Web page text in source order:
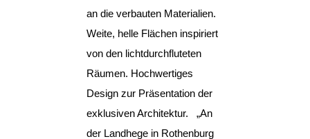
an die verbauten Materialien.
Weite, helle Flächen inspiriert
von den lichtdurchfluteten
Räumen. Hochwertiges
Design zur Präsentation der
exklusiven Architektur. „An
der Landhege in Rothenburg